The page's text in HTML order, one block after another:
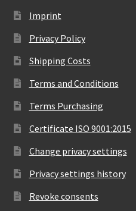
Imprint
Privacy Policy
Shipping Costs
Terms and Conditions
Terms Purchasing
Certificate ISO 9001:2015
Change privacy settings
Privacy settings history
Revoke consents